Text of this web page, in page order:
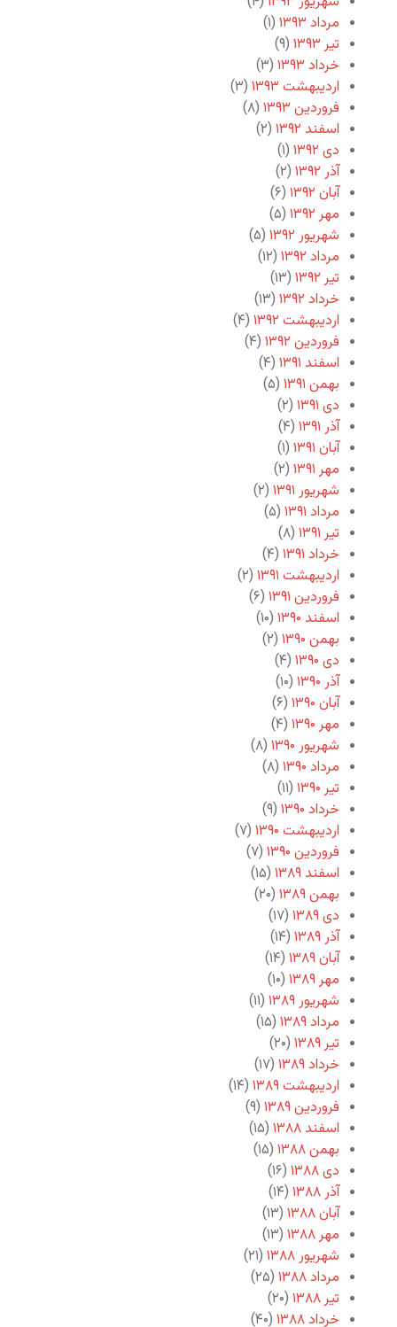
مرداد ۱۳۹۳
(۱)
تیر ۱۳۹۳
(۹)
خرداد ۱۳۹۳
(۳)
اردیبهشت ۱۳۹۳
(۳)
فروردین ۱۳۹۳
(۸)
اسفند ۱۳۹۲
(۲)
دی ۱۳۹۲
(۱)
آذر ۱۳۹۲
(۲)
آبان ۱۳۹۲
(۶)
مهر ۱۳۹۲
(۵)
شهریور ۱۳۹۲
(۵)
مرداد ۱۳۹۲
(۱۲)
تیر ۱۳۹۲
(۱۳)
خرداد ۱۳۹۲
(۱۳)
اردیبهشت ۱۳۹۲
(۴)
فروردین ۱۳۹۲
(۴)
اسفند ۱۳۹۱
(۴)
بهمن ۱۳۹۱
(۵)
دی ۱۳۹۱
(۲)
آذر ۱۳۹۱
(۴)
آبان ۱۳۹۱
(۱)
مهر ۱۳۹۱
(۲)
شهریور ۱۳۹۱
(۲)
مرداد ۱۳۹۱
(۵)
تیر ۱۳۹۱
(۸)
خرداد ۱۳۹۱
(۴)
اردیبهشت ۱۳۹۱
(۲)
فروردین ۱۳۹۱
(۶)
اسفند ۱۳۹۰
(۱۰)
بهمن ۱۳۹۰
(۲)
دی ۱۳۹۰
(۴)
آذر ۱۳۹۰
(۱۰)
آبان ۱۳۹۰
(۶)
مهر ۱۳۹۰
(۴)
شهریور ۱۳۹۰
(۸)
مرداد ۱۳۹۰
(۸)
تیر ۱۳۹۰
(۱۱)
خرداد ۱۳۹۰
(۹)
اردیبهشت ۱۳۹۰
(۷)
فروردین ۱۳۹۰
(۷)
اسفند ۱۳۸۹
(۱۵)
بهمن ۱۳۸۹
(۲۰)
دی ۱۳۸۹
(۱۷)
آذر ۱۳۸۹
(۱۴)
آبان ۱۳۸۹
(۱۴)
مهر ۱۳۸۹
(۱۰)
شهریور ۱۳۸۹
(۱۱)
مرداد ۱۳۸۹
(۱۵)
تیر ۱۳۸۹
(۲۰)
خرداد ۱۳۸۹
(۱۷)
اردیبهشت ۱۳۸۹
(۱۴)
فروردین ۱۳۸۹
(۹)
اسفند ۱۳۸۸
(۱۵)
بهمن ۱۳۸۸
(۱۵)
دی ۱۳۸۸
(۱۶)
آذر ۱۳۸۸
(۱۴)
آبان ۱۳۸۸
(۱۳)
مهر ۱۳۸۸
(۱۳)
شهریور ۱۳۸۸
(۲۱)
مرداد ۱۳۸۸
(۲۵)
تیر ۱۳۸۸
(۲۰)
خرداد ۱۳۸۸
(۴۰)